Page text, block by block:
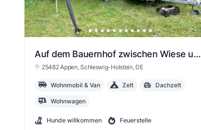
Auf dem Bauernhof zwischen Wiese und Wald
25482 Appen, Schleswig-Holstein, DE
Wohnmobil & Van Zelt Dachzelt
Wohnwagen
Hunde willkommen
Feuerstelle